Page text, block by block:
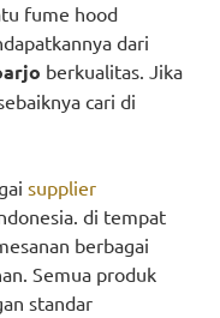
fume hood
dari
berkualitas. Jika
cari di
supplier
di tempat
berbagai
Semua produk
standar